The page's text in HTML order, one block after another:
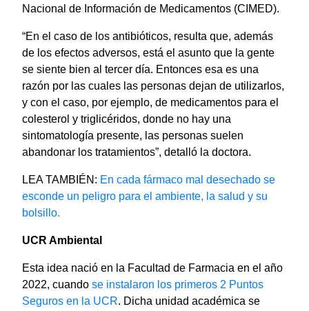
Nacional de Información de Medicamentos (CIMED).
“En el caso de los antibióticos, resulta que, además
de los efectos adversos, está el asunto que la gente
se siente bien al tercer día. Entonces esa es una
razón por las cuales las personas dejan de utilizarlos,
y con el caso, por ejemplo, de medicamentos para el
colesterol y triglicéridos, donde no hay una
sintomatología presente, las personas suelen
abandonar los tratamientos”, detalló la doctora.
LEA TAMBIÉN: En cada fármaco mal desechado se
esconde un peligro para el ambiente, la salud y su
bolsillo.
UCR Ambiental
Esta idea nació en la Facultad de Farmacia en el año
2022, cuando se instalaron los primeros 2 Puntos
Seguros en la UCR. Dicha unidad académica se